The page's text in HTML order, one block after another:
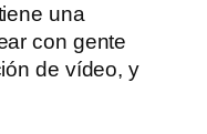
una
con gente
de vídeo, y